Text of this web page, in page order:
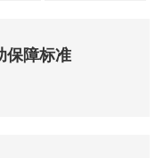
保障标准